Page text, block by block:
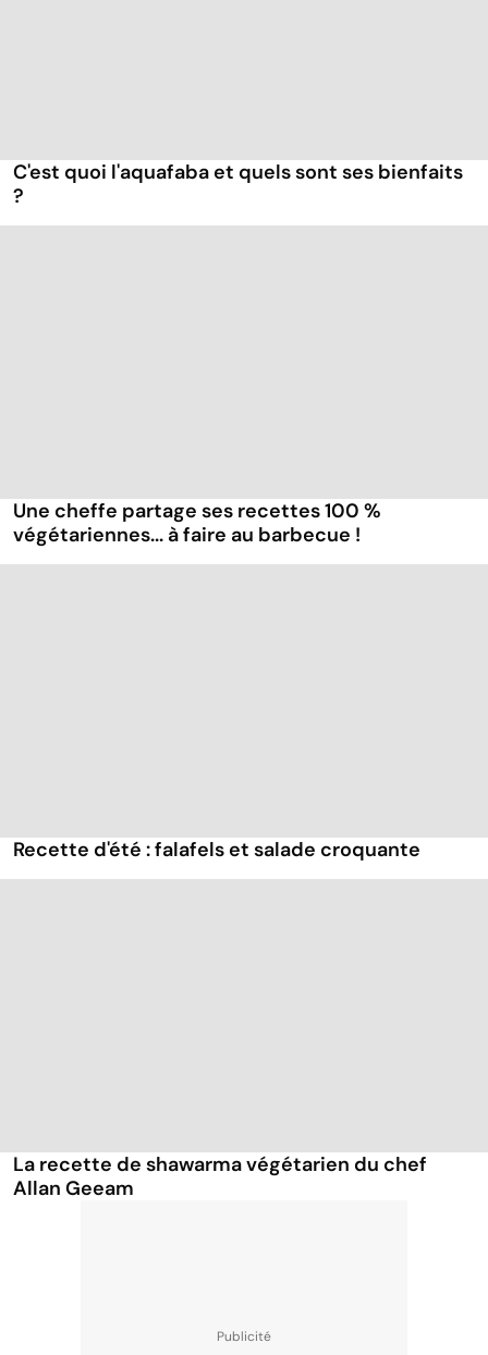
C'est quoi l'aquafaba et quels sont ses bienfaits
?
Une cheffe partage ses recettes 100 %
végétariennes... à faire au barbecue !
Recette d'été : falafels et salade croquante
La recette de shawarma végétarien du chef
Allan Geeam